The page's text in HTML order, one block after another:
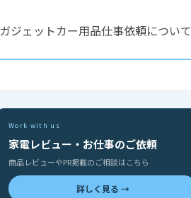
ガジェットカー用品仕事依頼について
Work with us
家電レビュー・お仕事のご依頼
商品レビューやPR掲載のご相談はこちら
詳しく見る →